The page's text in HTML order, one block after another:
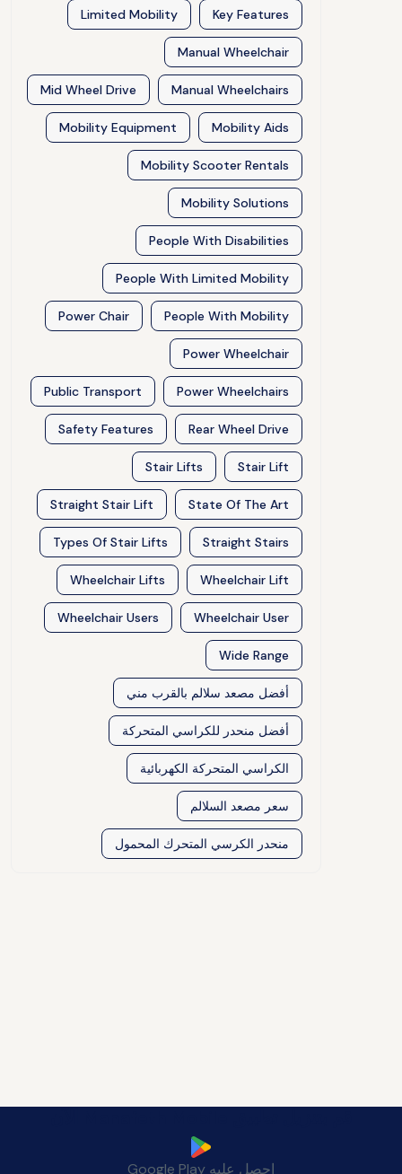
Key Features
Limited Mobility
Manual Wheelchair
Manual Wheelchairs
Mid Wheel Drive
Mobility Aids
Mobility Equipment
Mobility Scooter Rentals
Mobility Solutions
People With Disabilities
People With Limited Mobility
People With Mobility
Power Chair
Power Wheelchair
Power Wheelchairs
Public Transport
Rear Wheel Drive
Safety Features
Stair Lift
Stair Lifts
State Of The Art
Straight Stair Lift
Straight Stairs
Types Of Stair Lifts
Wheelchair Lift
Wheelchair Lifts
Wheelchair User
Wheelchair Users
Wide Range
أفضل مصعد سلالم بالقرب مني
أفضل منحدر للكراسي المتحركة
الكراسي المتحركة الكهربائية
سعر مصعد السلالم
منحدر الكرسي المتحرك المحمول
احصل عليه Google Play